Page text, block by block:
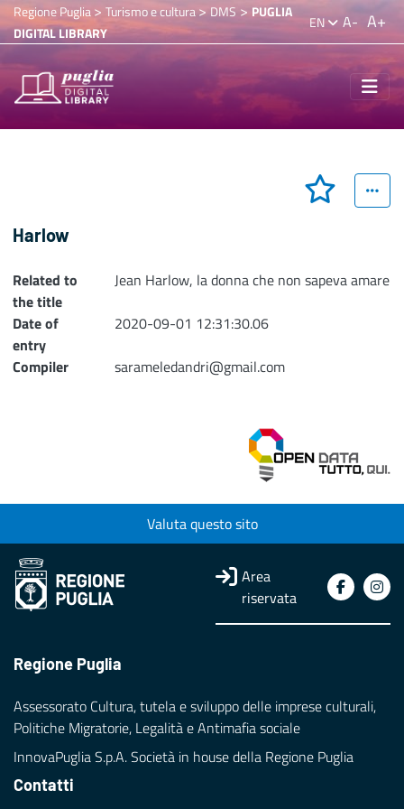
Regione Puglia> Turismo e cultura>DMS > PUGLIA
DIGITAL LIBRARY
EN A- A+
Harlow
Related to
the title
Jean Harlow, la donna che non sapeva amare
Date of
entry
2020-09-01 12:31:30.06
Compiler
sarameledandri@gmail.com
Valuta questo sito
Area
riservata
Regione Puglia
Assessorato Cultura, tutela e sviluppo delle imprese culturali,
Politiche Migratorie, Legalità e Antimafia sociale
InnovaPuglia S.p.A. Società in house della Regione Puglia
Contatti